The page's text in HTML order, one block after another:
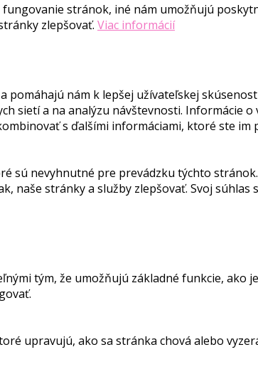
stránok, iné nám umožňujú
zlepšovať. Viac informácií
nám k lepšej užívateľskej
sietí a na analýzu návštevnosti. Informácie
s ďalšími informáciami, ktoré ste
sú nevyhnutné pre prevádzku týchto
naše stránky a služby zlepšovať. Svoj
tým, že umožňujú základné funkcie, ako
upravujú, ako sa stránka chová alebo